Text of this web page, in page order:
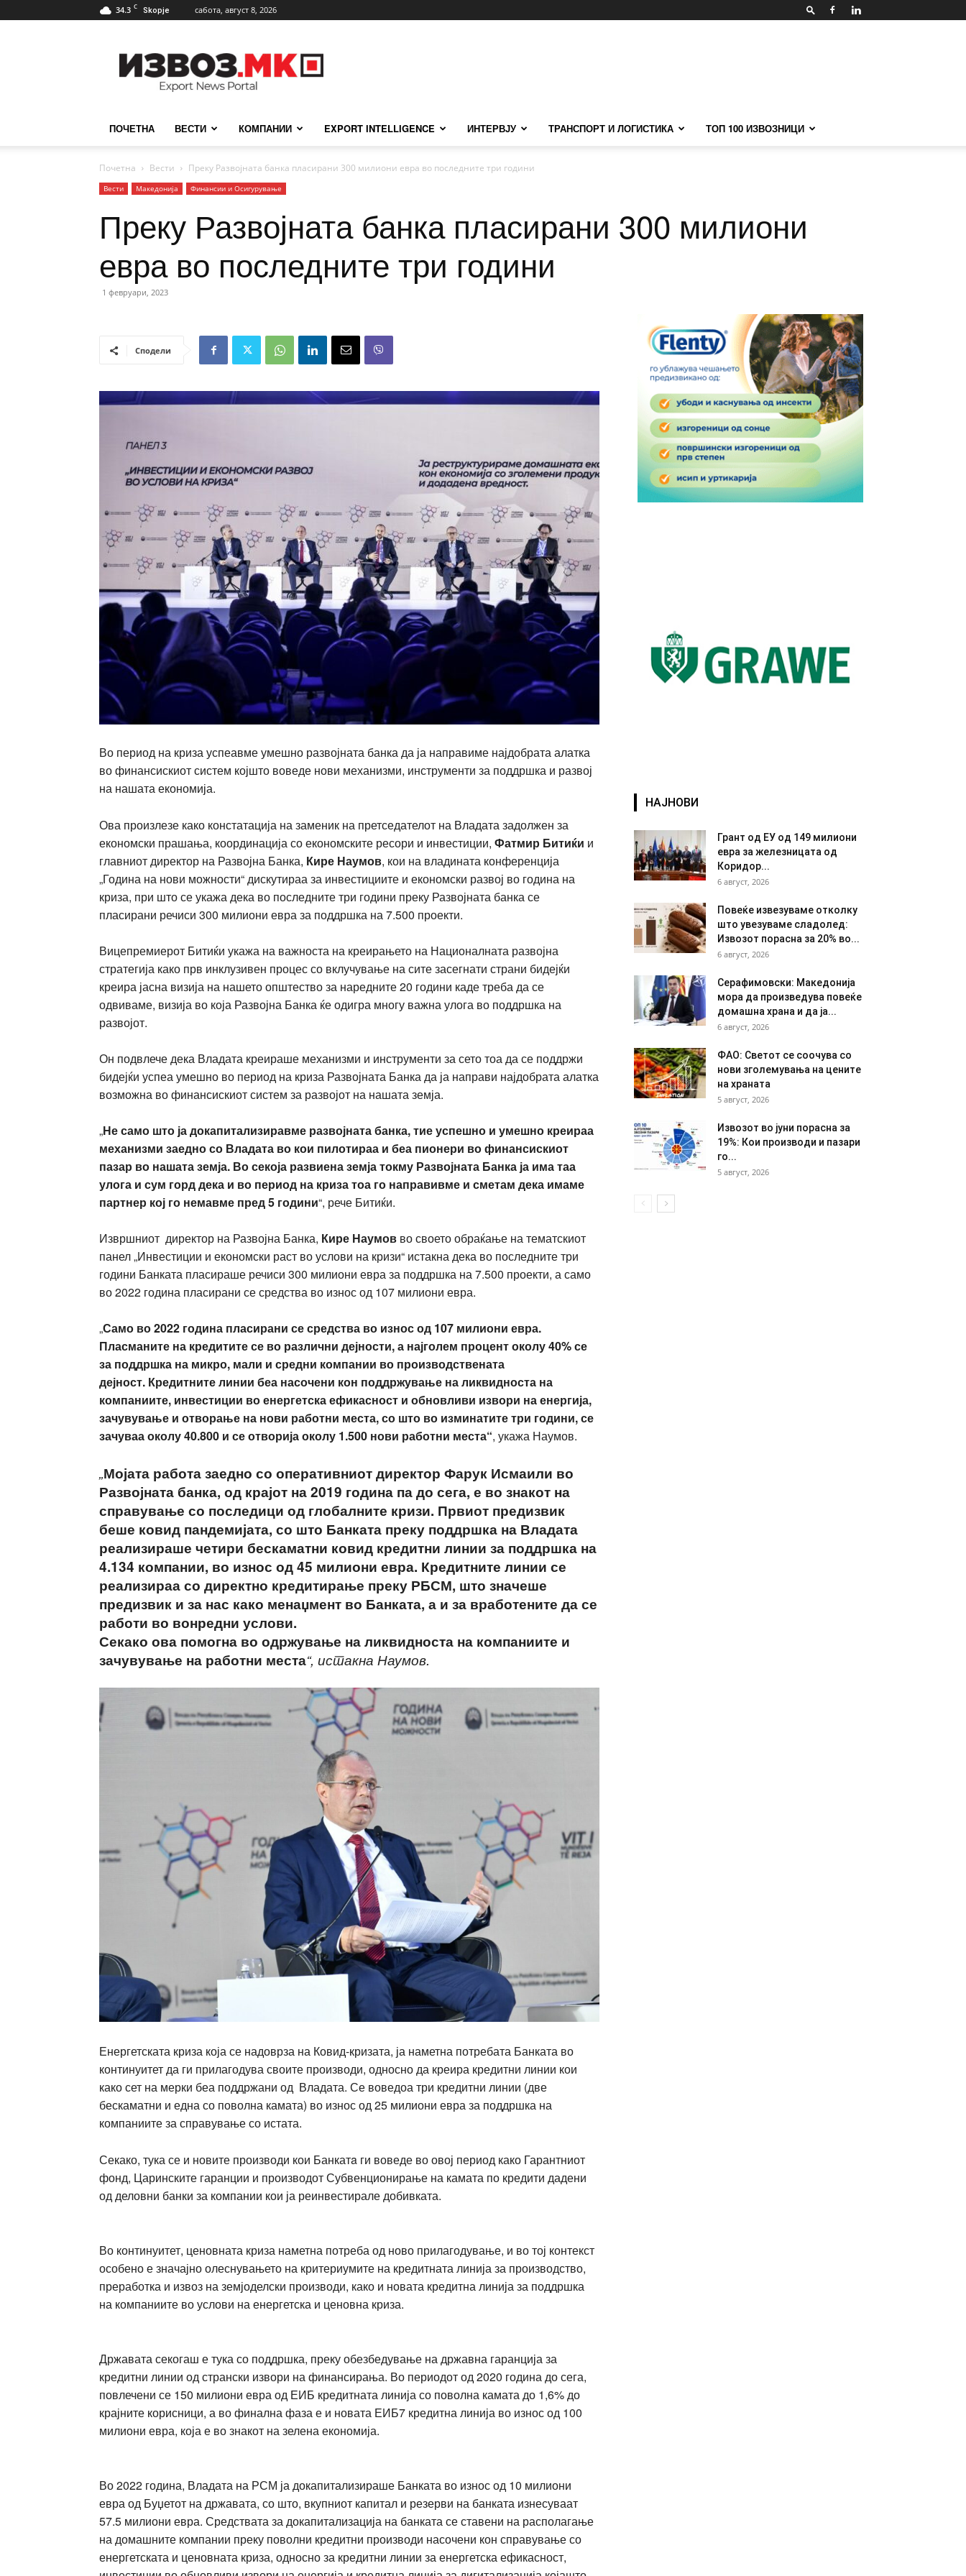
34.3 C Skopje сабота, август 8, 2026
ПОЧЕТНА ВЕСТИ КОМПАНИИ EXPORT INTELLIGENCE ИНТЕРВЈУ ТРАНСПОРТ И ЛОГИСТИКА ТОП 100 ИЗВОЗНИЦИ
Почетна Вести Преку Развојната банка пласирани 300 милиони евра во последните три години
Вести Македонија Финансии и Осигурување
Преку Развојната банка пласирани 300 милиони
евра во последните три години
1 февруари, 2023
Сподели
Во период на криза успеавме умешно развојната банка да ја направиме најдобрата алатка
во финансискиот систем којшто воведе нови механизми, инструменти за поддршка и развој
на нашата економија.
Ова произлезе како констатација на заменик на претседателот на Владата задолжен за
економски прашања, координација со економските ресори и инвестиции, Фатмир Битиќи и
главниот директор на Развојна Банка, Кире Наумов, кои на владината конференција
„Година на нови можности“ дискутираа за инвестициите и економски развој во година на
криза, при што се укажа дека во последните три години преку Развојната банка се
пласирани речиси 300 милиони евра за поддршка на 7.500 проекти.
Вицепремиерот Битиќи укажа на важноста на креирањето на Националната развојна
стратегија како прв инклузивен процес со вклучување на сите засегнати страни бидејќи
креира јасна визија на нашето општество за наредните 20 години каде треба да се
одвиваме, визија во која Развојна Банка ќе одигра многу важна улога во поддршка на
развојот.
Он подвлече дека Владата креираше механизми и инструменти за сето тоа да се поддржи
бидејќи успеа умешно во период на криза Развојната Банка да ја направи најдобрата алатка
возможна во финансискиот систем за развојот на нашата земја.
„Не само што ја докапитализиравме развојната банка, тие успешно и умешно креираа
механизми заедно со Владата во кои пилотираа и беа пионери во финансискиот
пазар во нашата земја. Во секоја развиена земја токму Развојната Банка ја има таа
улога и сум горд дека и во период на криза тоа го направивме и сметам дека имаме
партнер кој го немавме пред 5 години“, рече Битиќи.
Извршниот директор на Развојна Банка, Кире Наумов во своето обраќање на тематскиот
панел „Инвестиции и економски раст во услови на кризи“ истакна дека во последните три
години Банката пласираше речиси 300 милиони евра за поддршка на 7.500 проекти, а само
во 2022 година пласирани се средства во износ од 107 милиони евра.
„Само во 2022 година пласирани се средства во износ од 107 милиони евра.
Пласманите на кредитите се во различни дејности, а најголем процент околу 40% се
за поддршка на микро, мали и средни компании во производствената
дејност. Кредитните линии беа насочени кон поддржување на ликвидноста на
компаниите, инвестиции во енергетска ефикасност и обновливи извори на енергија,
зачувување и отворање на нови работни места, со што во изминатите три години, се
зачуваа околу 40.800 и се отворија околу 1.500 нови работни места“, укажа Наумов.
„Мојата работа заедно со оперативниот директор Фарук Исмаили во
Развојната банка, од крајот на 2019 година па до сега, е во знакот на
справување со последици од глобалните кризи. Првиот предизвик
беше ковид пандемијата, со што Банката преку поддршка на Владата
реализираше четири бескаматни ковид кредитни линии за поддршка на
4.134 компании, во износ од 45 милиони евра. Кредитните линии се
реализираа со директно кредитирање преку РБСМ, што значеше
предизвик и за нас како менаџмент во Банката, а и за вработените да се
работи во вонредни услови.
Секако ова помогна во одржување на ликвидноста на компаниите и
зачувување на работни места“, истакна Наумов.
Енергетската криза која се надоврза на Ковид-кризата, ја наметна потребата Банката во
континуитет да ги прилагодува своите производи, односно да креира кредитни линии кои
како сет на мерки беа поддржани од Владата. Се воведоа три кредитни линии (две
бескаматни и една со поволна камата) во износ од 25 милиони евра за поддршка на
компаниите за справување со истата.
Секако, тука се и новите производи кои Банкатa ги воведе во овој период како Гарантниот
фонд, Царинските гаранции и производот Субвенционирање на камата по кредити дадени
од деловни банки за компании кои ја реинвестирале добивката.
Во континуитет, ценовната криза наметна потреба од ново прилагодување, и во тој контекст
особено е значајно олеснувањето на критериумите на кредитната линија за производство,
преработка и извоз на земјоделски производи, како и новата кредитна линија за поддршка
на компаниите во услови на енергетска и ценовна криза.
Државата секогаш е тука со поддршка, преку обезбедување на државна гаранција за
кредитни линии од странски извори на финансирања. Во периодот од 2020 година до сега,
повлечени се 150 милиони евра од ЕИБ кредитната линија со поволна камата до 1,6% до
крајните корисници, а во финална фаза е и новата ЕИБ7 кредитна линија во износ од 100
милиони евра, која е во знакот на зелена економија.
Во 2022 година, Владата на РСМ ја докапитализираше Банката во износ од 10 милиони
евра од Буџетот на државата, со што, вкупниот капитал и резерви на банката изнесуваат
57.5 милиони евра. Средствата за докапитализација на банката се ставени на располагање
на домашните компании преку поволни кредитни производи насочени кон справување со
енергетската и ценовната криза, односно за кредитни линии за енергетска ефикасност,
НАЈНОВИ
Грант од ЕУ од 149 милиони
евра за железницата од
Коридор...
6 август, 2026
Повеќе извезуваме отколку
што увезуваме сладолед:
Извозот порасна за 20% во...
6 август, 2026
Серафимовски: Македонија
мора да произведува повеќе
домашна храна и да ја...
6 август, 2026
ФАО: Светот се соочува со
нови зголемувања на цените
на храната
5 август, 2026
Извозот во јуни порасна за
19%: Кои производи и пазари
го...
5 август, 2026